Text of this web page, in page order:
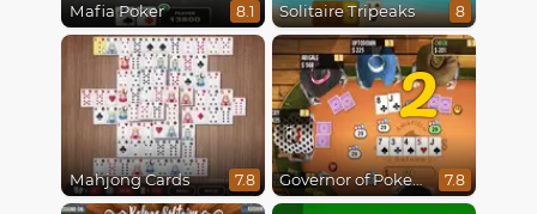
Mafia Poker 8.1 Solitaire Tripeaks 8
Mahjong Cards 7.8
2
Governor of Poker 2 7.8